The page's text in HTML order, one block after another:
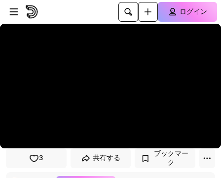
プレイヤーにスキップ
メインコンテンツにスキップ
ログイン
3 共有する
ブックマー
ク